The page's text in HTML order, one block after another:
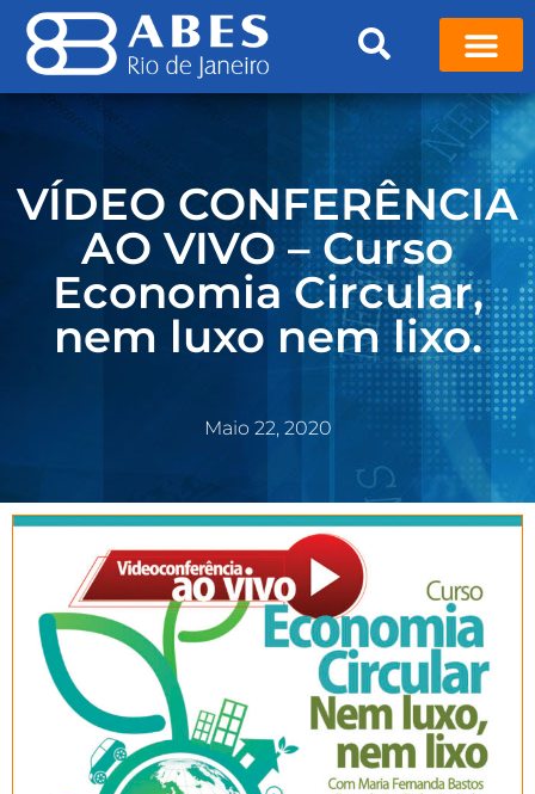
VÍDEO CONFERÊNCIA
AO VIVO – Curso
Economia Circular,
nem luxo nem lixo.
Maio 22, 2020